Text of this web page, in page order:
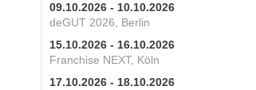
09.10.2026 - 10.10.2026
deGUT 2026, Berlin
15.10.2026 - 16.10.2026
Franchise NEXT, Köln
17.10.2026 - 18.10.2026